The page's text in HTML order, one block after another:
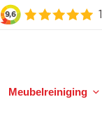
Meubelreiniging